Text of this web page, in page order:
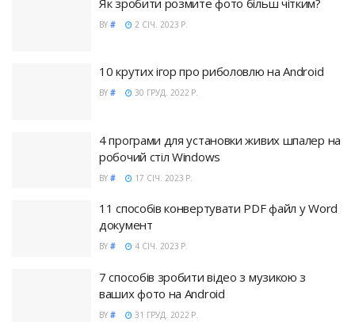
BY # 2 СІЧ. 2023 Р.
10 крутих ігор про риболовлю на Android
BY # 30 ГРУД. 2022 Р.
4 програми для установки живих шпалер на
робочий стіл Windows
BY # 17 СІЧ. 2023 Р.
11 способів конвертувати PDF файл у Word
документ
BY # 4 СІЧ. 2023 Р.
7 способів зробити відео з музикою з
ваших фото на Android
BY # 31 ГРУД. 2022 Р.